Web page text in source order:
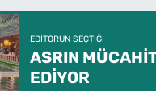
EDITÖRÜN SEÇTIĞI
ASRIN
EDİYOR